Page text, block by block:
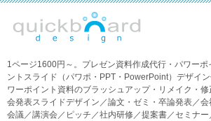
1ページ1600円～。プレゼン資料作成代行・パワーポ
ントスライド（パワポ・PPT・PowerPoint）デザイ
ワーポイント資料のブラッシュアップ・リメイク・
会発表スライドデザイン／論文・ゼミ・卒論発表／
会議／講演会／ピッチ／社内研修／提案書／セミナ